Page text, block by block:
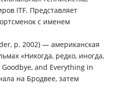
ITF. Представляет
с именем
р. 2002) — американская
«Никогда, редко, иногда,
Goodbye, and Everything in
на Бродвее, затем